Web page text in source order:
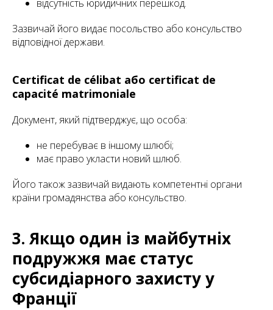
відсутність юридичних перешкод.
Зазвичай його видає посольство або консульство
відповідної держави.
Certificat de célibat або certificat de
capacité matrimoniale
Документ, який підтверджує, що особа:
не перебуває в іншому шлюбі;
має право укласти новий шлюб.
Його також зазвичай видають компетентні органи
країни громадянства або консульство.
3. Якщо один із майбутніх
подружжя має статус
субсидіарного захисту у
Франції